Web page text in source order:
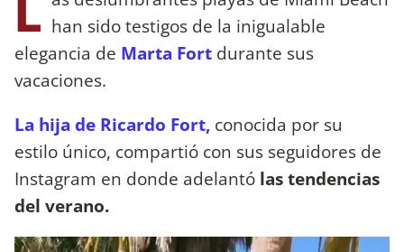
han sido testigos de la inigualable
elegancia de Marta Fort durante sus
vacaciones.
La hija de Ricardo Fort, conocida por su
estilo único, compartió con sus seguidores de
Instagram en donde adelantó las tendencias
del verano.